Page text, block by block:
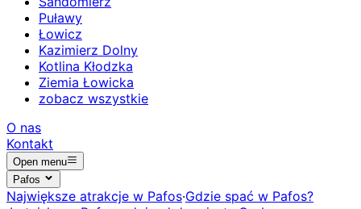
Puławy
Łowicz
Kazimierz Dolny
Kotlina Kłodzka
Ziemia Łowicka
zobacz wszystkie
O nas
Kontakt
Open menu
Pafos
Największe atrakcje w Pafos·Gdzie spać w Pafos?